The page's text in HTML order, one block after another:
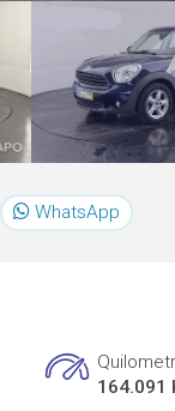
WhatsApp
164.091